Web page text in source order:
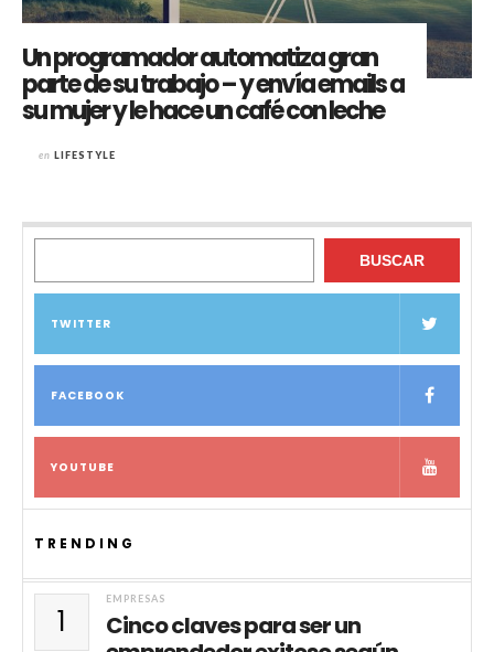
Un programador automatiza gran
parte de su trabajo – y envía emails a
su mujer y le hace un café con leche
en LIFESTYLE
BUSCAR
TWITTER
FACEBOOK
YOUTUBE
TRENDING
1
EMPRESAS
Cinco claves para ser un